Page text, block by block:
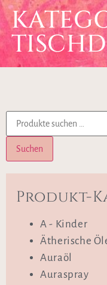
Suchen
Produkt-
A - Kinder
Ätherische
Auraöl
Auraspray